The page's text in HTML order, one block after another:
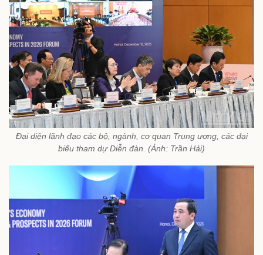
Đại diện lãnh đạo các bộ, ngành, cơ quan Trung ương, các đại
biểu tham dự Diễn đàn. (Ảnh: Trần Hải)